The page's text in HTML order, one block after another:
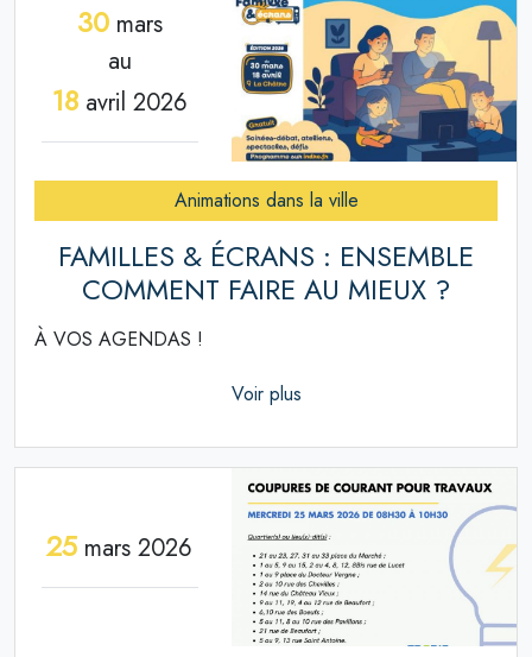
30mars
au
18avril 2026
Animations dans la ville
FAMILLES & ÉCRANS : ENSEMBLE
COMMENT FAIRE AU MIEUX ?
À VOS AGENDAS !
Voir plus
25 mars 2026